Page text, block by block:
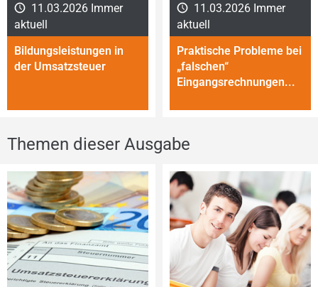
11.03.2026 Immer
aktuell
Bildungsleistungen in
der Umsatzsteuer
11.03.2026 Immer
aktuell
Praktische Probleme bei
„falschen“
Eingangsrechnungen...
Themen dieser Ausgabe